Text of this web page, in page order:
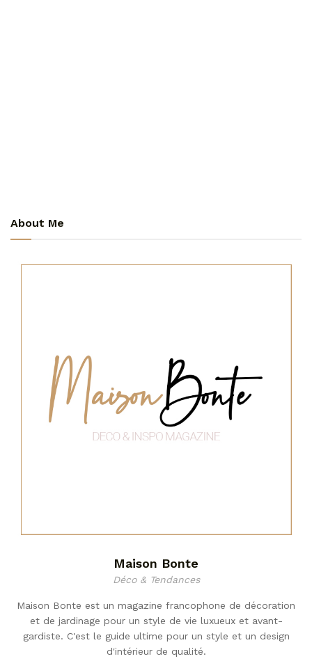
About Me
Maison Bonte
Déco & Tendances
Maison Bonte est un magazine francophone de décoration
et de jardinage pour un style de vie luxueux et avant-
gardiste. C'est le guide ultime pour un style et un design
d'intérieur de qualité.